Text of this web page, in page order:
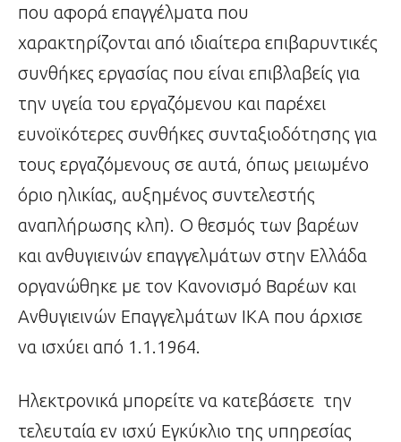
που αφορά επαγγέλματα που
χαρακτηρίζονται από ιδιαίτερα επιβαρυντικές
συνθήκες εργασίας που είναι επιβλαβείς για
την υγεία του εργαζόμενου και παρέχει
ευνοϊκότερες συνθήκες συνταξιοδότησης για
τους εργαζόμενους σε αυτά, όπως μειωμένο
όριο ηλικίας, αυξημένος συντελεστής
αναπλήρωσης κλπ). Ο θεσμός των βαρέων
και ανθυγιεινών επαγγελμάτων στην Ελλάδα
οργανώθηκε με τον Κανονισμό Βαρέων και
Ανθυγιεινών Επαγγελμάτων ΙΚΑ που άρχισε
να ισχύει από 1.1.1964.
Ηλεκτρονικά μπορείτε να κατεβάσετε την
τελευταία εν ισχύ Εγκύκλιο της υπηρεσίας